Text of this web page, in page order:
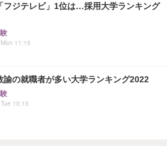
フジテレビ」1位は…採用大学ランキング
11:15
諭の就職者が多い大学ランキング2022
10:15